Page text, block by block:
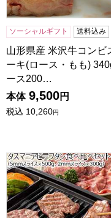
ソーシャルギフト 送料込み
山形県産 米沢牛コンビ
ーキ(ロース・もも)
ース200…
本体 9,500円
税込 10,260円
タスマニアビーフタン